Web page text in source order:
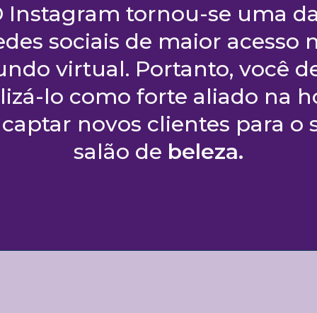
Instagram tornou-se uma
sociais de maior acesso
virtual. Portanto, você
lo como forte aliado na
novos clientes para o
salão de beleza.